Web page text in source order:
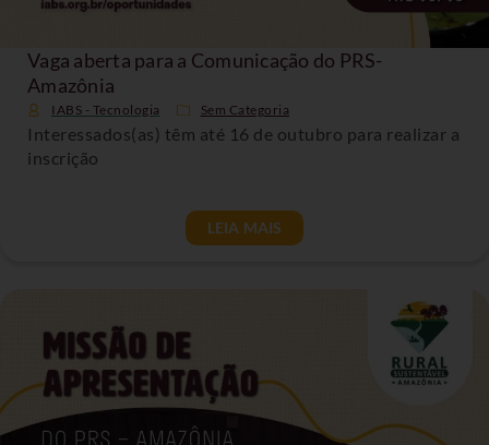
Vaga aberta para a Comunicação do PRS-
Amazônia
IABS - Tecnologia Sem Categoria
Interessados(as) têm até 16 de outubro para realizar a
inscrição
LEIA MAIS